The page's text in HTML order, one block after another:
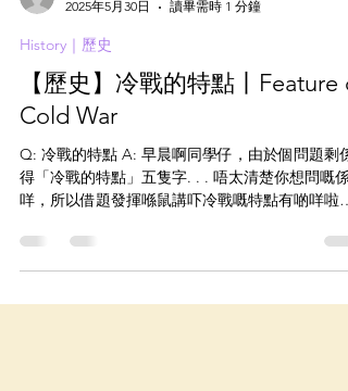
2025年5月30日
History｜歷史
【歷史】冷戰的特點丨Feature
Cold War
Q: 冷戰的特點 A: 早晨啊同學仔，由於個問題剩係
得「冷戰的特點」五隻字. . . 唔太清楚你想問嘅係
咩，所以借題發揮喺鼠講吓冷戰嘅特點有啲咩啦。